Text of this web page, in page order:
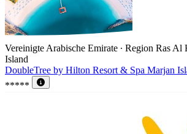
Vereinigte Arabische Emirate ∙ Region Ras Al
Island
DoubleTree by Hilton Resort & Spa Marjan
*****